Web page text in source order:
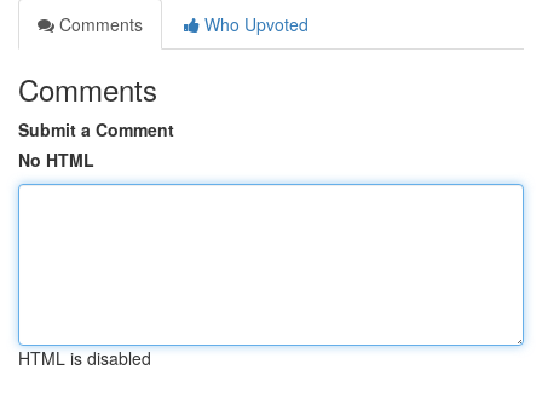
Comments
Who Upvoted
Comments
Submit a Comment
No HTML
HTML is disabled